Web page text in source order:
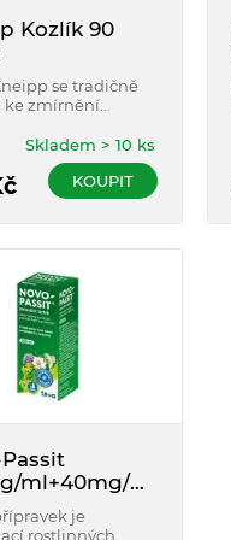
Kozlík 90
se tradičně
ke zmírnění
stresu; k
spánku. Použití
léčivého
je založeno
Skladem > 10 ks
KOUPIT
ml+40mg/ml
roztok
je
rostlinných